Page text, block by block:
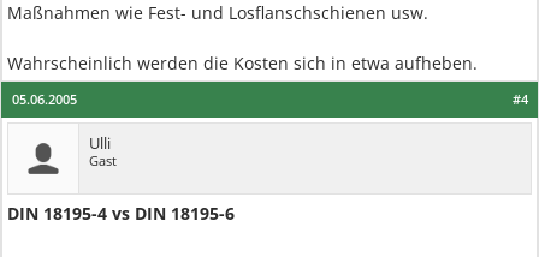
Maßnahmen wie Fest- und Losflanschschienen usw.
Wahrscheinlich werden die Kosten sich in etwa aufheben.
#4
05.06.2005
Ulli
Gast
DIN 18195-4 vs DIN 18195-6